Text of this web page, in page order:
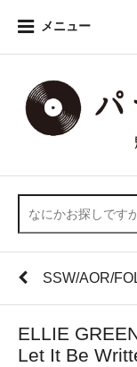
メニュー
SSW/AOR/
ELLIE
Let It Be